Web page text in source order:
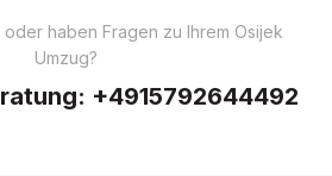
haben Fragen zu Ihrem Osijek
Umzug?
+4915792644492